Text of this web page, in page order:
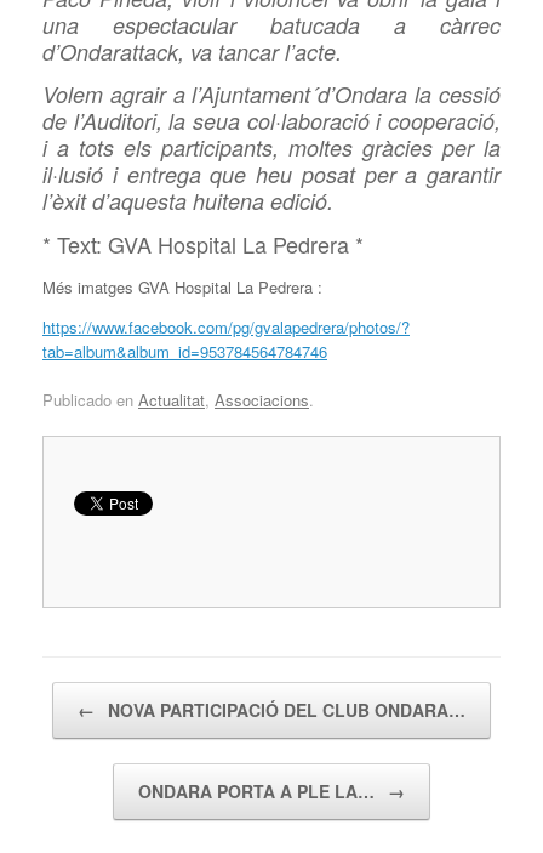
una espectacular batucada a càrrec
d’Ondarattack, va tancar l’acte.
Volem agrair a l’Ajuntament´d’Ondara la cessió
de l’Auditori, la seua col·laboració i cooperació,
i a tots els participants, moltes gràcies per la
il·lusió i entrega que heu posat per a garantir
l’èxit d’aquesta huitena edició.
* Text: GVA Hospital La Pedrera *
Més imatges GVA Hospital La Pedrera :
https://www.facebook.com/pg/gvalapedrera/photos/?
tab=album&album_id=953784564784746
Publicado en Actualitat, Associacions.
← NOVA PARTICIPACIÓ DEL CLUB ONDARA…
ONDARA PORTA A PLE LA… →